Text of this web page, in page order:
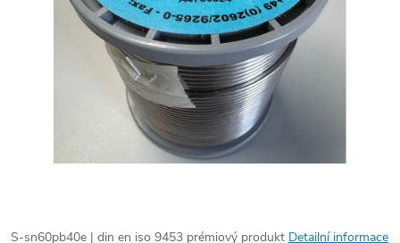
S-sn60pb40e | din en iso 9453 prémiový produkt Detailní informace